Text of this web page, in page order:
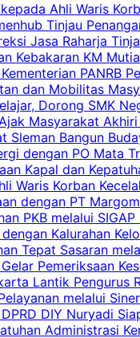
Ahli Waris
Tinjau
Jasa Raharja
Kebakaran KM
PANRB
dan Mobilitas
Dorong SMK
Masyarakat
Sleman Bangun
dengan PO Mata
Kapal dan
Waris Korban
dengan PT
PKB melalui
Kalurahan
Tepat Sasaran
Pemeriksaan
Lantik Pengurus
melalui
DIY Nuryadi
Administrasi